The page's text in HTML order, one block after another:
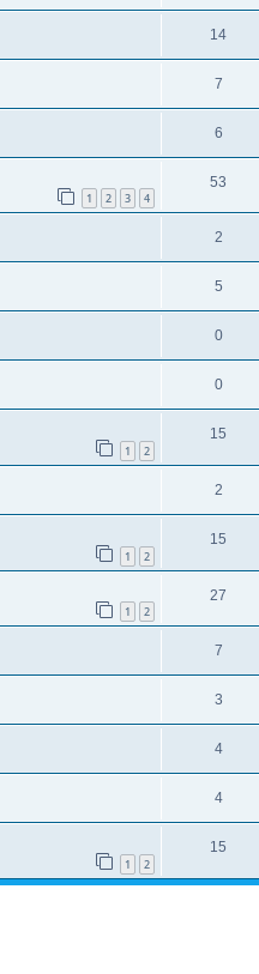
14
7
6
1 2 3 4
53
2
5
0
0
1 2
15
2
1 2
15
1 2
27
7
3
4
4
1 2
15